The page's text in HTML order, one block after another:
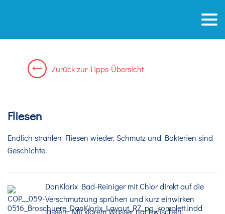
ZurückzurTipps-Übersicht
Fliesen
Endlich strahlen Fliesen wieder, Schmutz und Bakterien sind
Geschichte.
DanKlorix Bad-Reiniger mit Chlor direkt auf die
Verschmutzung sprühen und kurz einwirken
lassen. Mit klarem Wasser nachwischen.